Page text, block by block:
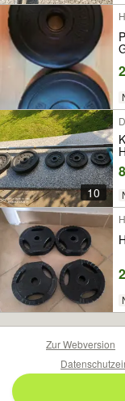
10
Zur Webversion